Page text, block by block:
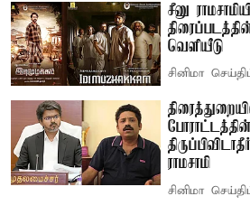
சீனு
வெளியீடு
சினிமா
ராமசாமி
சினிமா